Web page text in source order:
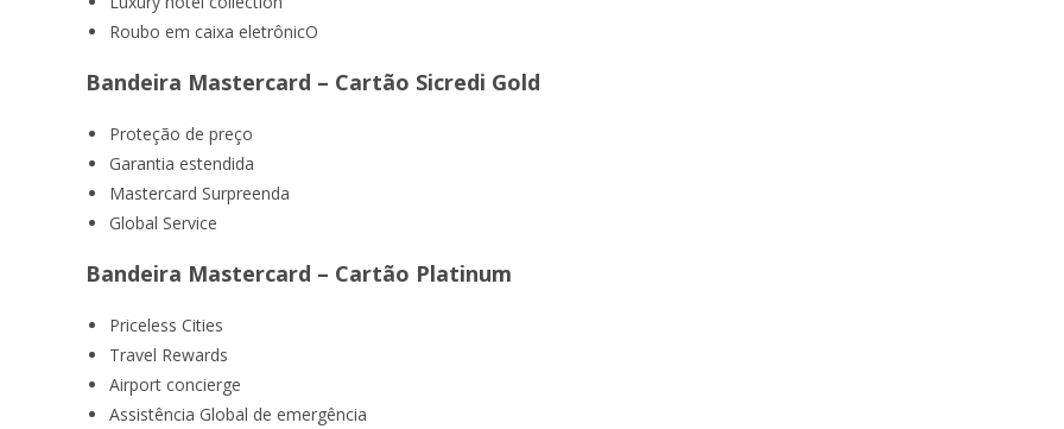
Roubo em caixa eletrônicO
Bandeira Mastercard – Cartão Sicredi Gold
Proteção de preço
Garantia estendida
Mastercard Surpreenda
Global Service
Bandeira Mastercard – Cartão Platinum
Priceless Cities
Travel Rewards
Airport concierge
Assistência Global de emergência